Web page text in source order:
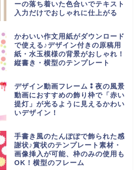
ーの落ち着いた色合いでテキスト
入力だけでおしゃれに仕上がる
かわいい作文用紙がダウンロード
で使える♪デザイン付きの原稿用
紙・水玉模様の背景がおしゃれ！
縦書き・横型のテンプレート
デザイン動画フレーム⁑夜の風景
動画におすすめの飾り枠で「赤い
提灯」が光るように見えるかわい
いデザイン！
手書き風のたんぽぽで飾られた感
謝状♪賞状のテンプレート素材・
画像挿入が可能、枠のみの使用も
OK！横型のフレーム